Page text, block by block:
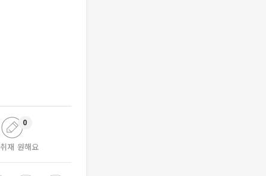
재 원해요
0